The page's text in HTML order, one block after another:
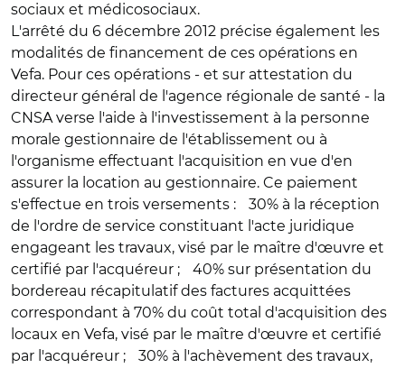
sociaux et médicosociaux.
L'arrêté du 6 décembre 2012 précise également les
modalités de financement de ces opérations en
Vefa. Pour ces opérations - et sur attestation du
directeur général de l'agence régionale de santé - la
CNSA verse l'aide à l'investissement à la personne
morale gestionnaire de l'établissement ou à
l'organisme effectuant l'acquisition en vue d'en
assurer la location au gestionnaire. Ce paiement
s'effectue en trois versements : 30% à la réception
de l'ordre de service constituant l'acte juridique
engageant les travaux, visé par le maître d'œuvre et
certifié par l'acquéreur ; 40% sur présentation du
bordereau récapitulatif des factures acquittées
correspondant à 70% du coût total d'acquisition des
locaux en Vefa, visé par le maître d'œuvre et certifié
par l'acquéreur ; 30% à l'achèvement des travaux,